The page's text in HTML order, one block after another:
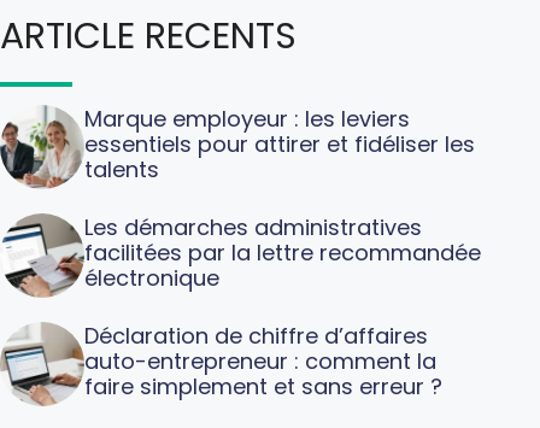
ARTICLE RECENTS
Marque employeur : les leviers
essentiels pour attirer et fidéliser les
talents
Les démarches administratives
facilitées par la lettre recommandée
électronique
Déclaration de chiffre d’affaires
auto-entrepreneur : comment la
faire simplement et sans erreur ?